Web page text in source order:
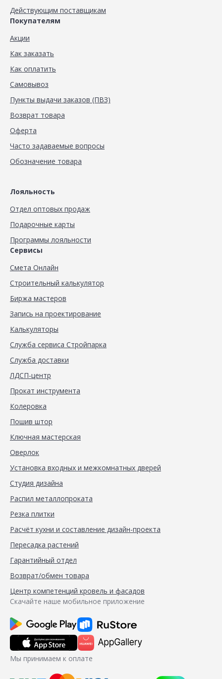
Действующим поставщикам
Покупателям
Акции
Как заказать
Как оплатить
Самовывоз
Пункты выдачи заказов (ПВЗ)
Возврат товара
Оферта
Часто задаваемые вопросы
Обозначение товара
Лояльность
Отдел оптовых продаж
Подарочные карты
Программы лояльности
Сервисы
Смета Онлайн
Строительный калькулятор
Биржа мастеров
Запись на проектирование
Калькуляторы
Служба сервиса Стройпарка
Служба доставки
ЛДСП-центр
Прокат инструмента
Колеровка
Пошив штор
Ключная мастерская
Оверлок
Установка входных и межкомнатных дверей
Студия дизайна
Распил металлопроката
Резка плитки
Расчёт кухни и составление дизайн-проекта
Пересадка растений
Гарантийный отдел
Возврат/обмен товара
Центр компетенций кровель и фасадов
Скачайте наше мобильное приложение
Мы принимаем к оплате